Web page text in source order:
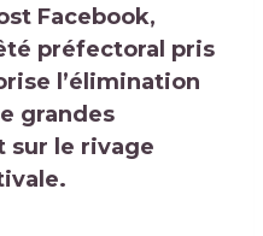
Facebook,
préfectoral pris
l’élimination
grandes
sur le rivage